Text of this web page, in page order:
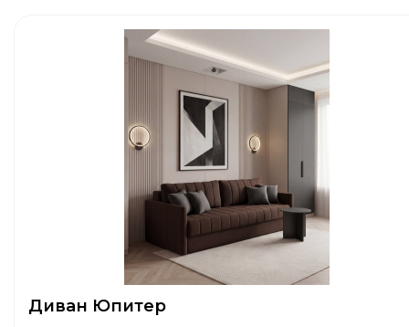
Диван Юпитер